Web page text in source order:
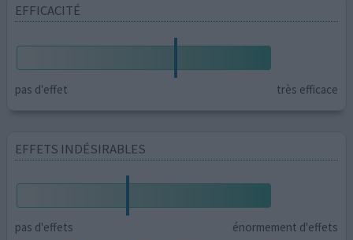
EFFICACITÉ
pas d'effet très efficace
EFFETS INDÉSIRABLES
pas d'effets
énormement d'effets